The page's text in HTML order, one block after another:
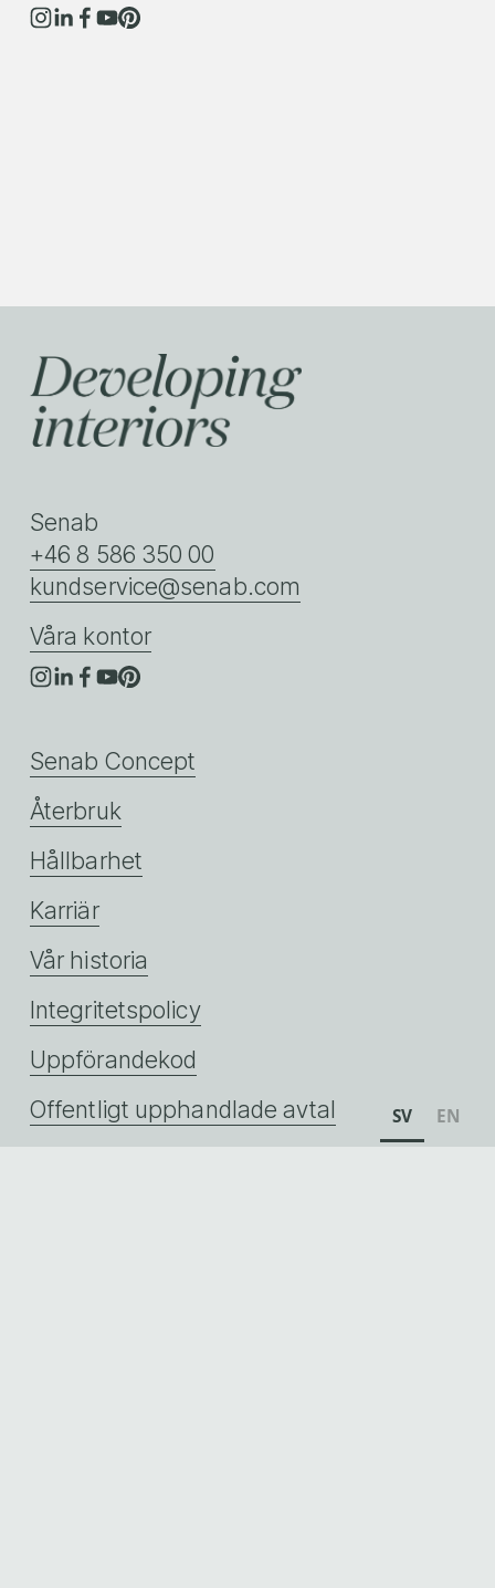
Senab
+46 8 586 350 00
kundservice@senab.com
Våra kontor
Senab Concept
Återbruk
Hållbarhet
Karriär
Vår historia
Integritetspolicy
Uppförandekod
Offentligt upphandlade avtal
SV EN